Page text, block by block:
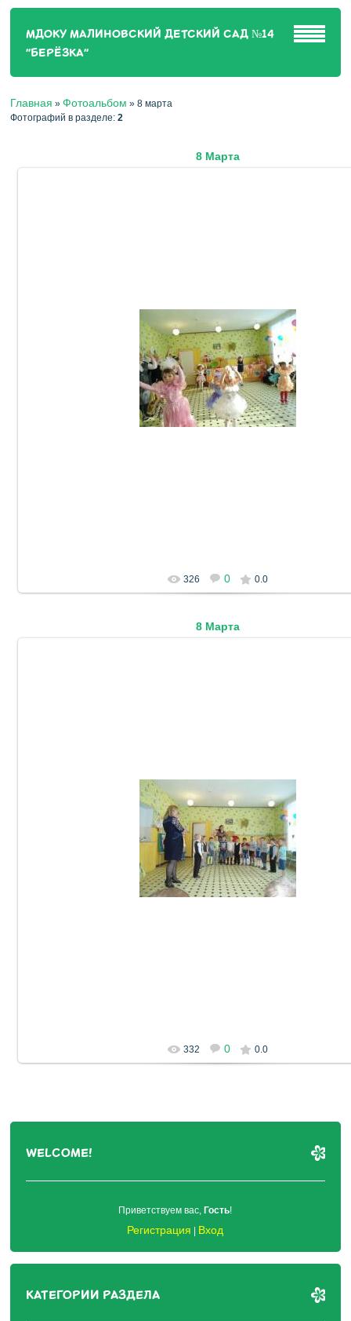
МДОКУ МАЛИНОВСКИЙ ДЕТСКИЙ САД №14
"БЕРЁЗКА"
Главная » Фотоальбом » 8 марта
Фотографий в разделе:2
8 Марта
22.11.2015
DetSad14
326 0 0.0
8 Марта
22.11.2015
DetSad14
332 0 0.0
WELCOME!
Приветствуем вас, Гость!
Регистрация Вход
КАТЕГОРИИ РАЗДЕЛА